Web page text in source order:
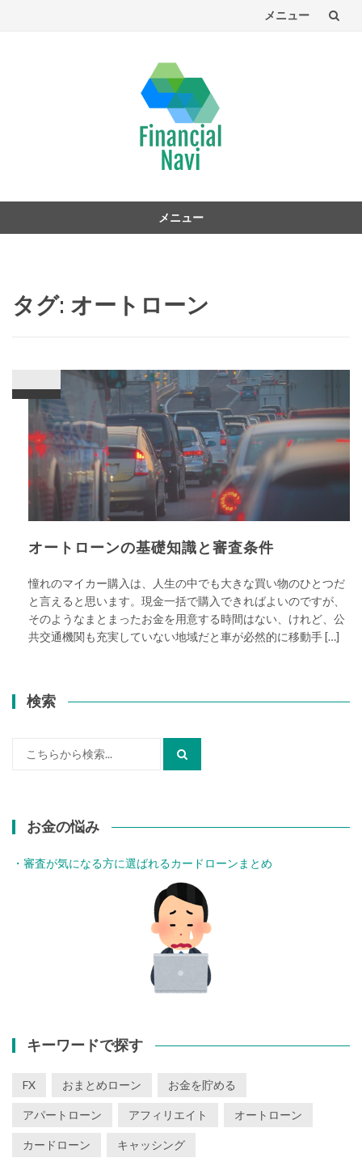
メニュー
へ
メニュー
タグ: オートローン
オートローンの基礎知識と審査条件
憧れのマイカー購入は、人生の中でも大きな買い物のひとつだ
と言えると思います。現金一括で購入できればよいのですが、
そのようなまとまったお金を用意する時間はない、けれど、公
共交通機関も充実していない地域だと車が必然的に移動手 […]
検索
お金の悩み
・審査が気になる方に選ばれるカードローンまとめ
キーワードで探す
FX おまとめローン お金を貯める
アパートローン アフィリエイト オートローン
カードローン キャッシング